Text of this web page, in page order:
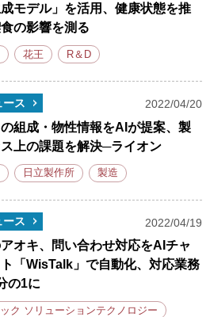
モデル」を活用、健康状態を推
の影響を測る
花王 R＆D
ース 2022/04/20
組成・物性情報をAIが提案、製
上の課題を解決─ライオン
日立製作所 製造
ース 2022/04/19
オキ、問い合わせ対応をAIチャ
「WisTalk」で自動化、対応業務
の1に
ク ソリューションテクノロジー